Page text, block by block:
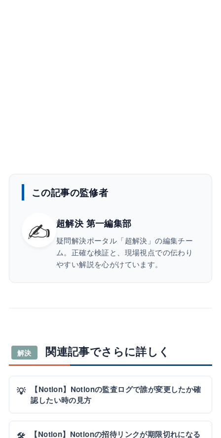
この記事の監修者
✍️ 超解決 第一編集部
疑問解決ポータル「超解決」の編集チー
ム。正確な検証と、現場視点での伝わり
やすい解説を心がけています。
解決 関連記事でさらに詳しく
💡
【Notion】Notionの監査ログで誰が変更したか確
認したい時の見方
【Notion】Notionの招待リンクが期限切れになる